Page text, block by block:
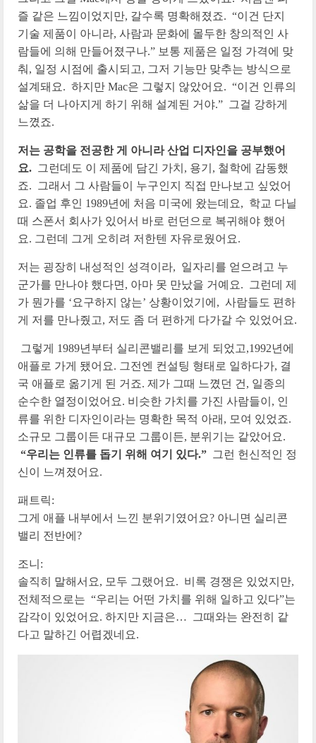
즐 같은 느낌이었지만, 갈수록 명확해졌죠. “이건 단지
기술 제품이 아니라, 사람과 문화에 몰두한 창의적인 사
람들에 의해 만들어졌구나.” 보통 제품은 일정 가격에 맞
춰, 일정 시점에 출시되고, 그저 기능만 맞추는 방식으로
설계돼요. 하지만 Mac은 그렇지 않았어요. “이건 인류의
삶을 더 나아지게 하기 위해 설계된 거야.” 그걸 강하게
느꼈죠.
저는 공학을 전공한 게 아니라 산업 디자인을 공부했어
요. 그런데도 이 제품에 담긴 가치, 용기, 철학에 감동했
죠. 그래서 그 사람들이 누구인지 직접 만나보고 싶었어
요. 졸업 후인 1989년에 처음 미국에 왔는데요, 학교 다닐
때 스폰서 회사가 있어서 바로 런던으로 복귀해야 했어
요. 그런데 그게 오히려 저한텐 자유로웠어요.
저는 굉장히 내성적인 성격이라, 일자리를 얻으려고 누
군가를 만나야 했다면, 아마 못 만났을 거예요. 그런데 제
가 뭔가를 ‘요구하지 않는’ 상황이었기에, 사람들도 편하
게 저를 만나줬고, 저도 좀 더 편하게 다가갈 수 있었어요.
그렇게 1989년부터 실리콘밸리를 보게 되었고,1992년에
애플로 가게 됐어요. 그전엔 컨설팅 형태로 일하다가, 결
국 애플로 옮기게 된 거죠. 제가 그때 느꼈던 건, 일종의
순수한 열정이었어요. 비슷한 가치를 가진 사람들이, 인
류를 위한 디자인이라는 명확한 목적 아래, 모여 있었죠.
소규모 그룹이든 대규모 그룹이든, 분위기는 같았어요.
“우리는 인류를 돕기 위해 여기 있다.” 그런 헌신적인 정
신이 느껴졌어요.
패트릭:
그게 애플 내부에서 느낀 분위기였어요? 아니면 실리콘
밸리 전반에?
조니:
솔직히 말해서요, 모두 그랬어요. 비록 경쟁은 있었지만,
전체적으로는 “우리는 어떤 가치를 위해 일하고 있다”는
감각이 있었어요. 하지만 지금은… 그때와는 완전히 같
다고 말하긴 어렵겠네요.